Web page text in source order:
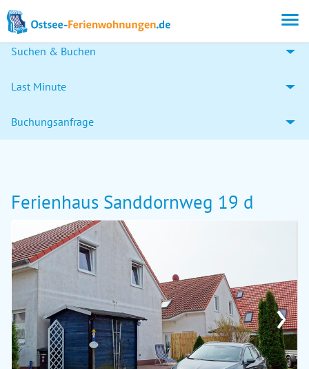
Suchen & Buchen
Last Minute
Buchungsanfrage
Ferienhaus Sanddornweg 19 d
›